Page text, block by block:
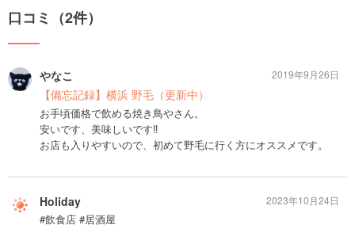
口コミ（2件）
やなこ
【備忘記録】横浜 野毛（更新中）
お手頃価格で飲める焼き鳥やさん。
安いです、美味しいです‼︎
お店も入りやすいので、初めて野毛に行く方にオススメです。
2019年9月26日
Holiday
#飲食店 #居酒屋
2023年10月24日